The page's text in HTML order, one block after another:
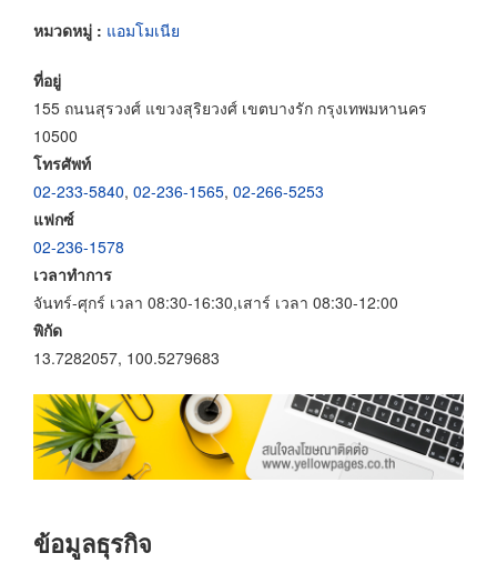
หมวดหมู่ : แอมโมเนีย
ที่อยู่
155 ถนนสุรวงศ์ แขวงสุริยวงศ์ เขตบางรัก กรุงเทพมหานคร
10500
โทรศัพท์
02-233-5840, 02-236-1565, 02-266-5253
แฟกซ์
02-236-1578
เวลาทำการ
จันทร์-ศุกร์ เวลา 08:30-16:30,เสาร์ เวลา 08:30-12:00
พิกัด
13.7282057, 100.5279683
ข้อมูลธุรกิจ